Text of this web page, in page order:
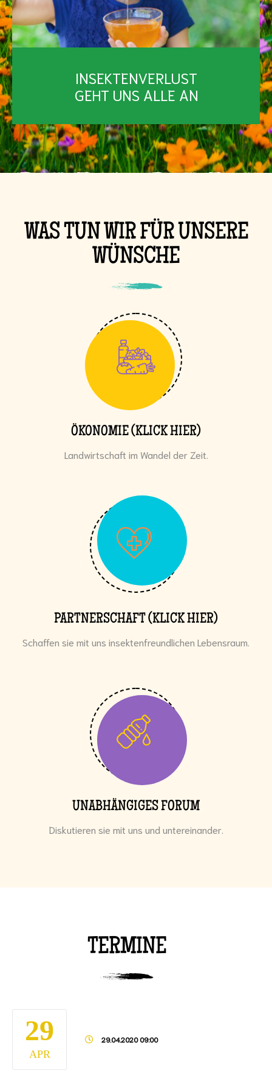
INSEKTENVERLUST
GEHT UNS ALLE AN
WAS TUN WIR FÜR UNSERE
WÜNSCHE
ÖKONOMIE (KLICK HIER)
Landwirtschaft im Wandel der Zeit.
PARTNERSCHAFT (KLICK HIER)
Schaffen sie mit uns insektenfreundlichen Lebensraum.
UNABHÄNGIGES FORUM
Diskutieren sie mit uns und untereinander.
TERMINE
29
APR
29.04.2020 09:00